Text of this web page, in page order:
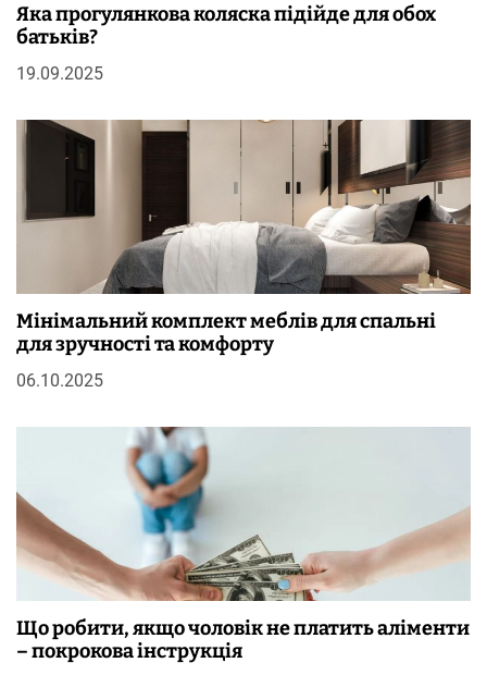
Яка прогулянкова коляска підійде для обох
батьків?
19.09.2025
Мінімальний комплект меблів для спальні
для зручності та комфорту
06.10.2025
Що робити, якщо чоловік не платить аліменти
– покрокова інструкція